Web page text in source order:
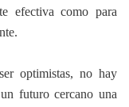
efectiva como para
optimistas, no hay
futuro cercano una